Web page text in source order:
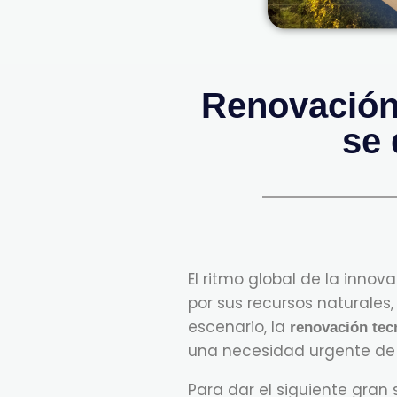
se
El ritmo global de la
por sus recursos
escenario, la renovación
una necesidad urgente
Para dar el siguiente gran